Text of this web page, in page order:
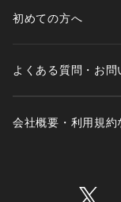
初めての方へ
よくある質問・お問
会社概要・利用規約